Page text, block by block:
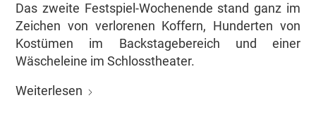
Das zweite Festspiel-Wochenende stand ganz im
Zeichen von verlorenen Koffern, Hunderten von
Kostümen im Backstagebereich und einer
Wäscheleine im Schlosstheater.
Weiterlesen